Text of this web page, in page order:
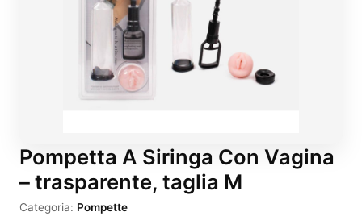
Pompetta A Siringa Con Vagina
– trasparente, taglia M
Categoria: Pompette